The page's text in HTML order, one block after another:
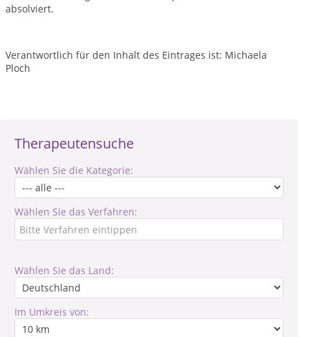
Therapeutensuche
Wählen Sie die Kategorie:
Wählen Sie das Verfahren:
Wählen Sie das Land:
Im Umkreis von:
absolviert.
Verantwortlich für den Inhalt des Eintrages ist: Michaela
Ploch